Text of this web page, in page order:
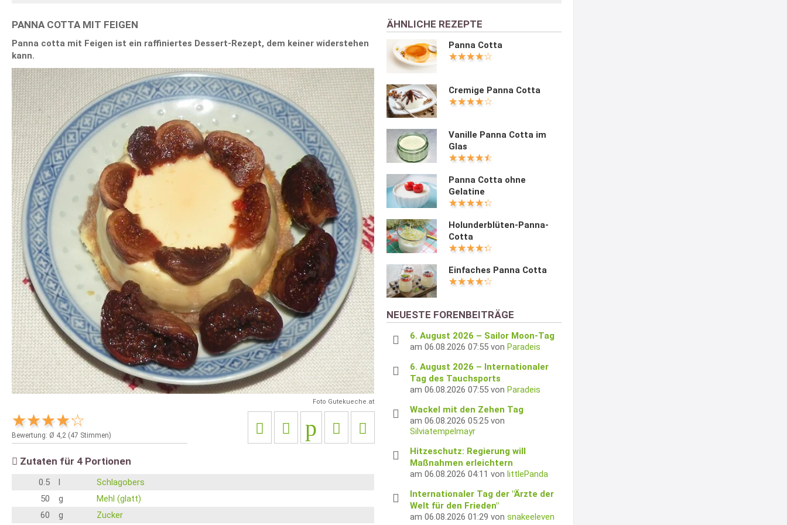
PANNA COTTA MIT FEIGEN
Panna cotta mit Feigen ist ein raffiniertes Dessert-Rezept, dem keiner widerstehen
kann.
Foto Gutekueche.at
Bewertung: Ø 4,2 (47 Stimmen)
Zutaten für 4 Portionen
0.5 l
Schlagobers
50
g
Mehl (glatt)
60
g
Zucker
ÄHNLICHE REZEPTE
Panna Cotta
Cremige Panna Cotta
Vanille Panna Cotta im
Glas
Panna Cotta ohne
Gelatine
Holunderblüten-Panna-
Cotta
Einfaches Panna Cotta
NEUESTE FORENBEITRÄGE
6. August 2026 – Sailor Moon-Tag
am 06.08.2026 07:55 von Paradeis
6. August 2026 – Internationaler
Tag des Tauchsports
am 06.08.2026 07:55 von Paradeis
Wackel mit den Zehen Tag
am 06.08.2026 05:25 von
Silviatempelmayr
Hitzeschutz: Regierung will
Maßnahmen erleichtern
am 06.08.2026 04:11 von littlePanda
Internationaler Tag der "Ärzte der
Welt für den Frieden"
am 06.08.2026 01:29 von snakeeleven